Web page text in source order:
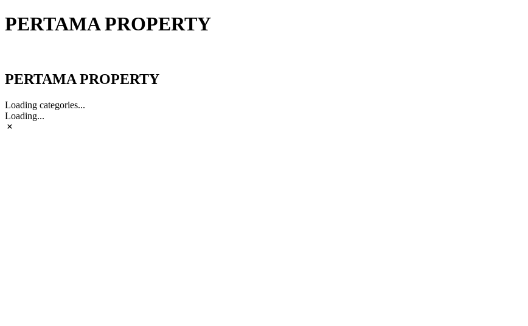
PERTAMA PROPERTY
PERTAMA PROPERTY
Loading categories...
Loading...